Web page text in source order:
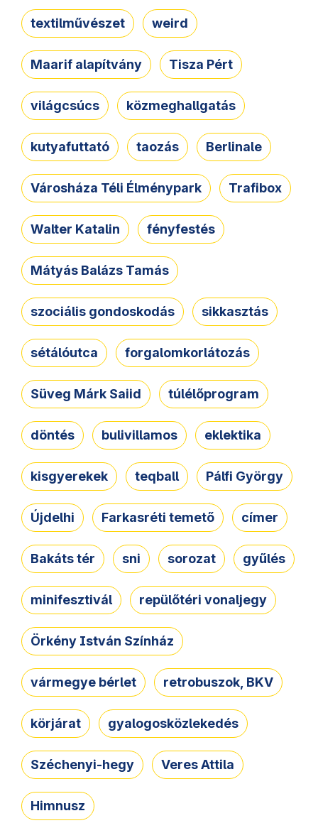
textilművészet weird
Maarif alapítvány Tisza Pért
világcsúcs közmeghallgatás
kutyafuttató taozás Berlinale
Városháza Téli Élménypark Trafibox
Walter Katalin fényfestés
Mátyás Balázs Tamás
szociális gondoskodás sikkasztás
sétálóutca forgalomkorlátozás
Süveg Márk Saiid túlélőprogram
döntés bulivillamos eklektika
kisgyerekek teqball Pálfi György
Újdelhi Farkasréti temető címer
Bakáts tér sni sorozat gyűlés
minifesztivál repülőtéri vonaljegy
Örkény István Színház
vármegye bérlet retrobuszok, BKV
körjárat gyalogosközlekedés
Széchenyi-hegy Veres Attila
Himnusz